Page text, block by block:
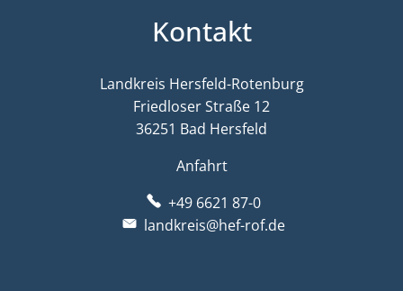
Kontakt
Landkreis Hersfeld-Rotenburg
Friedloser Straße 12
36251 Bad Hersfeld
Anfahrt
+49 6621 87-0
landkreis@hef-rof.de